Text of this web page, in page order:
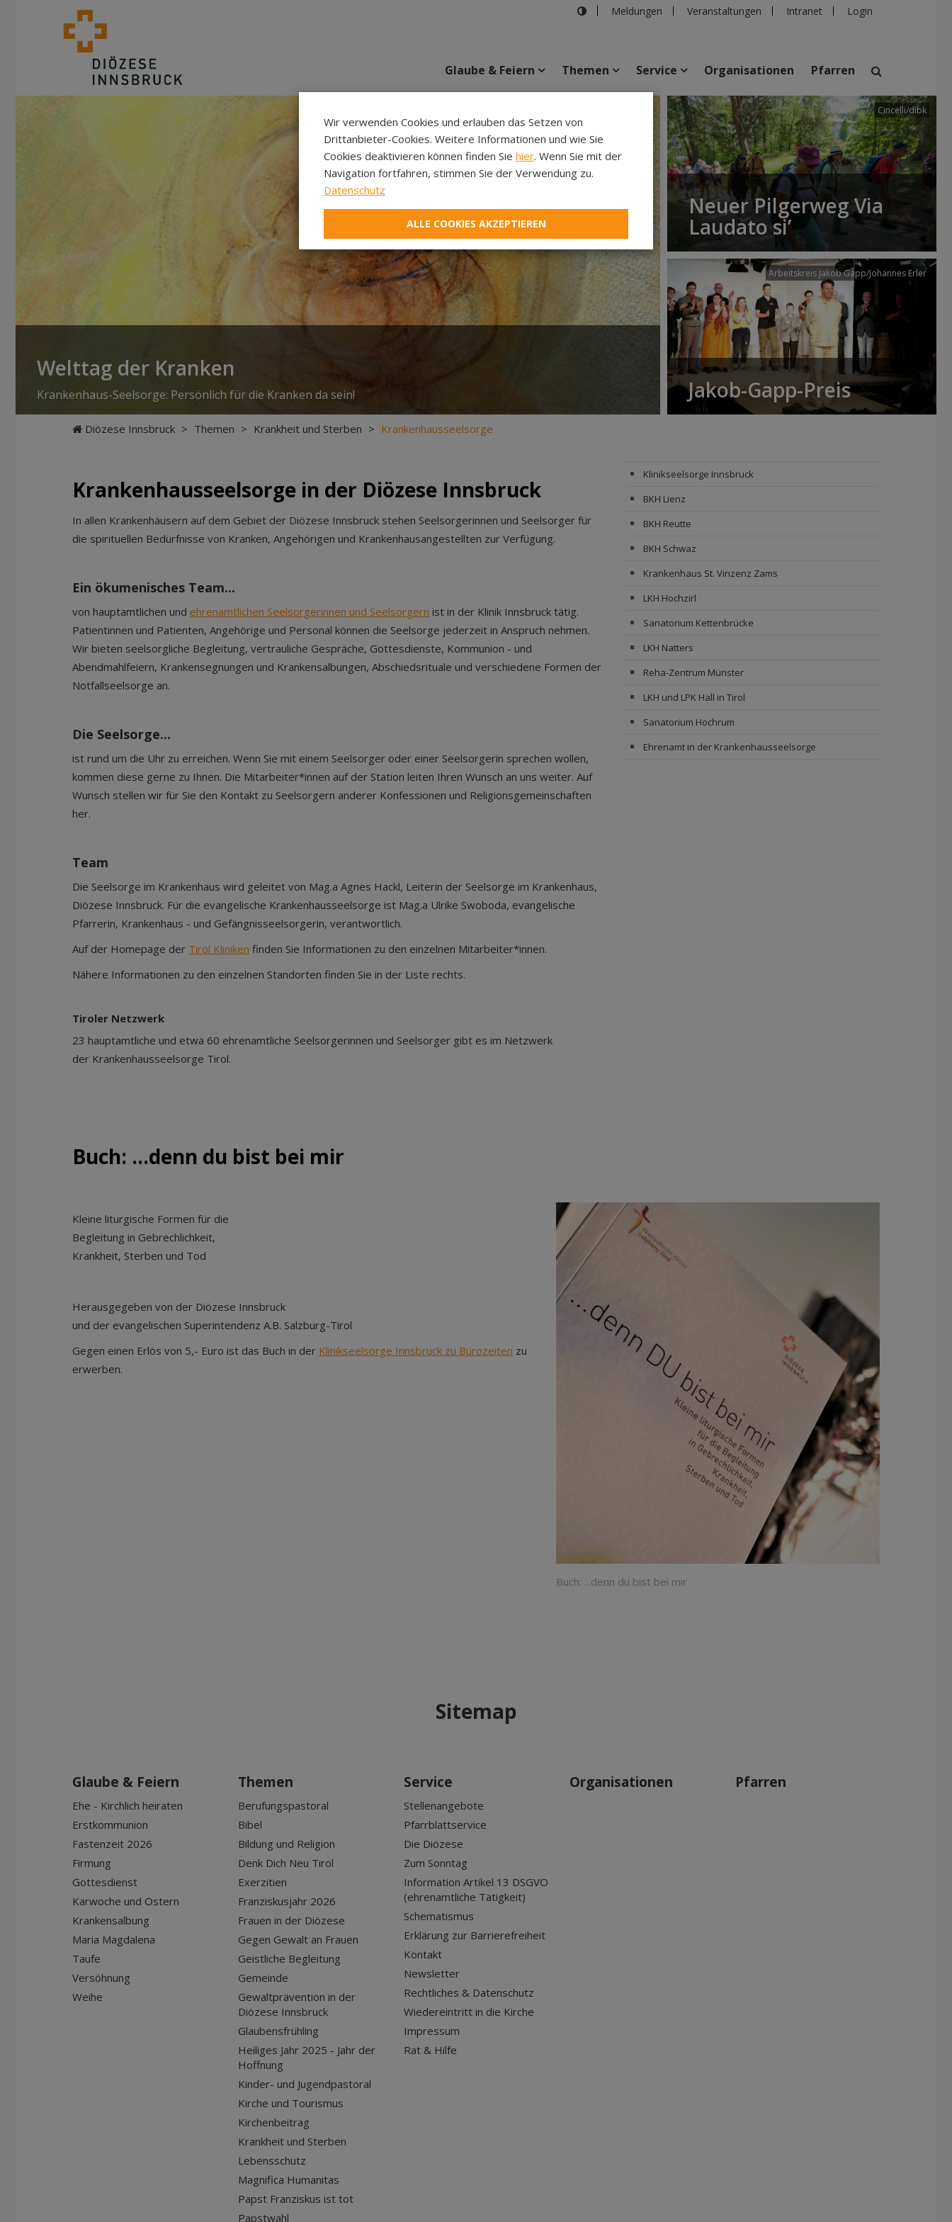
Meldungen Veranstaltungen Intranet Login
suchen
Veranstaltungen Personen Pfarren Einrichtungen
Glaube & Feiern Themen Service Organisationen Pfarren
Welttag der Kranken
Krankenhaus-Seelsorge: Persönlich für die Kranken da sein!
Cincelli/dibk
Neuer Pilgerweg Via
Laudato si’
Arbeitskreis Jakob Gapp/Johannes Erler
Jakob-Gapp-Preis
Diözese Innsbruck > Themen > Krankheit und Sterben > Krankenhausseelsorge
Krankenhausseelsorge in der Diözese Innsbruck
In allen Krankenhäusern auf dem Gebiet der Diözese Innsbruck stehen Seelsorgerinnen und Seelsorger für
die spirituellen Bedürfnisse von Kranken, Angehörigen und Krankenhausangestellten zur Verfügung.
Ein ökumenisches Team...
von hauptamtlichen und ehrenamtlichen Seelsorgerinnen und Seelsorgern ist in der Klinik Innsbruck tätig.
Patientinnen und Patienten, Angehörige und Personal können die Seelsorge jederzeit in Anspruch nehmen.
Wir bieten seelsorgliche Begleitung, vertrauliche Gespräche, Gottesdienste, Kommunion - und
Abendmahlfeiern, Krankensegnungen und Krankensalbungen, Abschiedsrituale und verschiedene Formen der
Notfallseelsorge an.
Die Seelsorge...
ist rund um die Uhr zu erreichen. Wenn Sie mit einem Seelsorger oder einer Seelsorgerin sprechen wollen,
kommen diese gerne zu Ihnen. Die Mitarbeiter*innen auf der Station leiten Ihren Wunsch an uns weiter. Auf
Wunsch stellen wir für Sie den Kontakt zu Seelsorgern anderer Konfessionen und Religionsgemeinschaften
her.
Team
Die Seelsorge im Krankenhaus wird geleitet von Mag.a Agnes Hackl, Leiterin der Seelsorge im Krankenhaus,
Diözese Innsbruck. Für die evangelische Krankenhausseelsorge ist Mag.a Ulrike Swoboda, evangelische
Pfarrerin, Krankenhaus - und Gefängnisseelsorgerin, verantwortlich.
Auf der Homepage der Tirol Kliniken finden Sie Informationen zu den einzelnen Mitarbeiter*innen.
Nähere Informationen zu den einzelnen Standorten finden Sie in der Liste rechts.
Tiroler Netzwerk
23 hauptamtliche und etwa 60 ehrenamtliche Seelsorgerinnen und Seelsorger gibt es im Netzwerk
der Krankenhausseelsorge Tirol.
Klinikseelsorge Innsbruck
BKH Lienz
BKH Reutte
BKH Schwaz
Krankenhaus St. Vinzenz Zams
LKH Hochzirl
Sanatorium Kettenbrücke
LKH Natters
Reha-Zentrum Münster
LKH und LPK Hall in Tirol
Sanatorium Hochrum
Ehrenamt in der Krankenhausseelsorge
Buch: ...denn du bist bei mir
Kleine liturgische Formen für die
Begleitung in Gebrechlichkeit,
Krankheit, Sterben und Tod
Herausgegeben von der Diözese Innsbruck
und der evangelischen Superintendenz A.B. Salzburg-Tirol
Gegen einen Erlös von 5,- Euro ist das Buch in der Klinikseelsorge Innsbruck zu Bürozeiten zu
erwerben.
Buch: ...denn du bist bei mir
Sitemap
Glaube & Feiern
Ehe - Kirchlich heiraten
Erstkommunion
Fastenzeit 2026
Firmung
Gottesdienst
Karwoche und Ostern
Krankensalbung
Maria Magdalena
Taufe
Versöhnung
Weihe
Themen
Berufungspastoral
Bibel
Bildung und Religion
Denk Dich Neu Tirol
Exerzitien
Franziskusjahr 2026
Frauen in der Diözese
Gegen Gewalt an Frauen
Geistliche Begleitung
Gemeinde
Gewaltprävention in der
Diözese Innsbruck
Glaubensfrühling
Heiliges Jahr 2025 - Jahr der
Hoffnung
Kinder- und Jugendpastoral
Kirche und Tourismus
Kirchenbeitrag
Krankheit und Sterben
Lebensschutz
Magnifica Humanitas
Papst Franziskus ist tot
Papstwahl
Service
Stellenangebote
Pfarrblattservice
Die Diözese
Zum Sonntag
Information Artikel 13 DSGVO
(ehrenamtliche Tätigkeit)
Schematismus
Erklärung zur Barrierefreiheit
Kontakt
Newsletter
Rechtliches & Datenschutz
Wiedereintritt in die Kirche
Impressum
Rat & Hilfe
Organisationen Pfarren
Wir verwenden Cookies und erlauben das Setzen von
Drittanbieter-Cookies. Weitere Informationen und wie Sie
Cookies deaktivieren können finden Sie hier. Wenn Sie mit der
Navigation fortfahren, stimmen Sie der Verwendung zu.
Datenschutz
ALLE COOKIES AKZEPTIEREN